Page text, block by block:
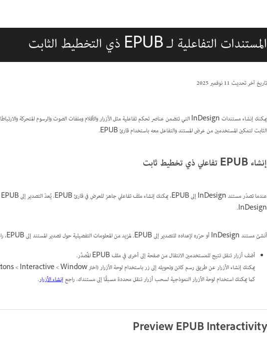
المستندات التفاعلية لـ EPUB ذي التخطيط الثابت
تاريخ آخر تحديث11 نوفمبر 2025
الثابت لتمكين المستخدمين من عرض المستند والتفاعل معه باستخدام قارئ EPUB.
إنشاء EPUB تفاعلي ذي تخطيط ثابت
InDesign.
أنشئ مستند InDesign أو حرّره لإعداده للتصدير إلى EPUB. لمزيد من المعلومات التفصيلية حول تصدير المستند إلى EPUB، راجع
أضف أزرار تنقل تتيح للمستخدمين الانتقال من صفحة إلى أخرى في ملف EPUB المُصدَّر.
يمكنك إنشاء الأزرار عن طريق رسم كائن وتحويله إلى زر باستخدام لوحة الأزرار (اختر Window ‏> Interactive‏ > Buttons).
كما يمكنك استخدام لوحة الأزرار النموذجية لسحب أزرار تنقل محددة مسبقًا إلى مستندك. راجعإنشاء الأزرار.
Preview EPUB Interactivity